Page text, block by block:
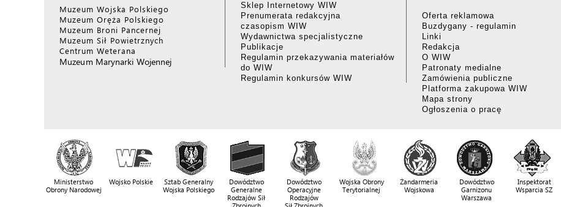
Muzeum Wojska Polskiego
Muzeum Oręża Polskiego
Muzeum Broni Pancernej
Muzeum Sił Powietrznych
Centrum Weterana
Muzeum Marynarki Wojennej
Sklep Internetowy WIW
Prenumerata redakcyjna
czasopism WIW
Wydawnictwa specjalistyczne
Publikacje
Regulamin przekazywania materiałów
do WIW
Regulamin konkursów WIW
Oferta reklamowa
Buzdygany - regulamin
Linki
Redakcja
O WIW
Patronaty medialne
Zamówienia publiczne
Platforma zakupowa WIW
Mapa strony
Ogłoszenia o pracę
Ministerstwo
Obrony Narodowej
Wojsko Polskie
Sztab Generalny
Wojska Polskiego
Dowództwo
Generalne
Rodzajów Sił
Dowództwo
Operacyjne
Rodzajów
Wojska Obrony
Terytorialnej
Żandarmeria
Wojskowa
Dowództwo
Garnizonu
Warszawa
Inspektorat
Wsparcia SZ